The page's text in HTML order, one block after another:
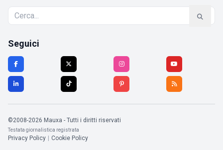
Seguici
©2008-2026 Mauxa - Tutti i diritti riservati
Testata giornalistica registrata
Privacy Policy Cookie Policy